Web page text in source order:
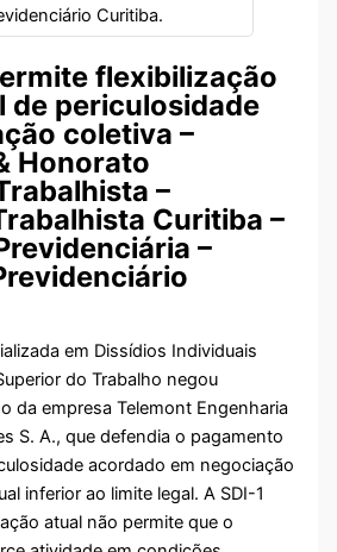
flexibilização
de periculosidade
coletiva –
Honorato
–
Curitiba –
–
em Dissídios Individuais
do Trabalho negou
da empresa Telemont Engenharia
S. A., que defendia o pagamento
acordado em negociação
inferior ao limite legal. A SDI-1
atual não permite que o